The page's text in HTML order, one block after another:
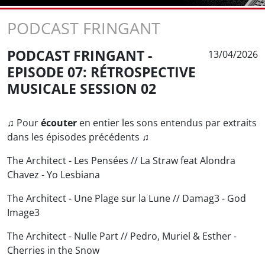
PODCAST FRINGANT
PODCAST FRINGANT -
EPISODE 07: RÉTROSPECTIVE
MUSICALE SESSION 02
13/04/2026
♫ Pourécouter en entier les sons entendus par extraits
dans les épisodes précédents ♫
The Architect - Les Pensées // La Straw feat Alondra
Chavez - Yo Lesbiana
The Architect - Une Plage sur la Lune // Damag3 - God
Image3
The Architect - Nulle Part // Pedro, Muriel & Esther -
Cherries in the Snow